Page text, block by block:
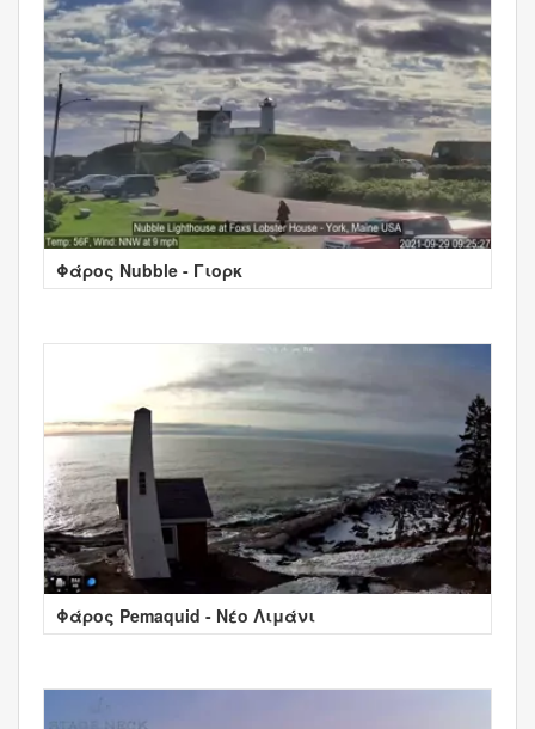
Φάρος Nubble - Γιορκ
Φάρος Pemaquid - Νέο Λιμάνι